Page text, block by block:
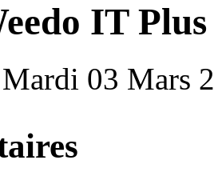
IT
Mardi 03 Mars